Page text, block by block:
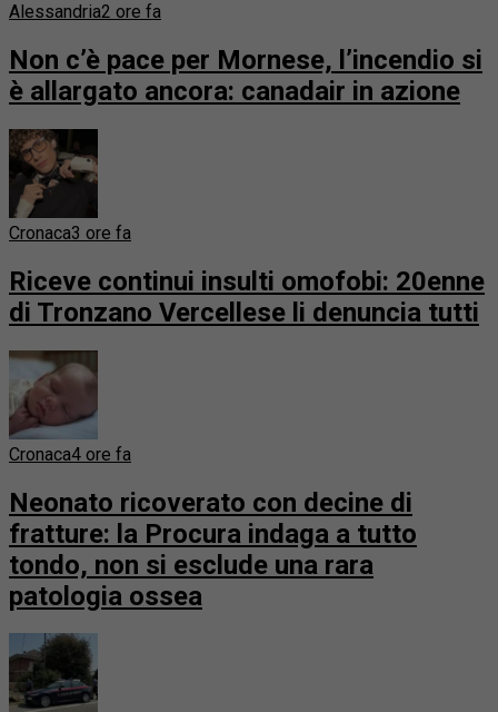
Alessandria2 ore fa
Non c’è pace per Mornese, l’incendio si
è allargato ancora: canadair in azione
Cronaca3 ore fa
Riceve continui insulti omofobi: 20enne
di Tronzano Vercellese li denuncia tutti
Cronaca4 ore fa
Neonato ricoverato con decine di
fratture: la Procura indaga a tutto
tondo, non si esclude una rara
patologia ossea